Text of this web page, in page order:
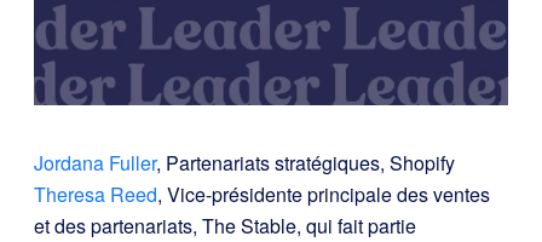
Jordana Fuller, Partenariats stratégiques, Shopify
Theresa Reed, Vice-présidente principale des ventes
et des partenariats, The Stable, qui fait partie